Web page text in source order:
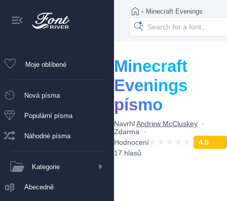
Moje oblíbené
Nová písma
Populární písma
Náhodné písma
Kategorie
Abecedně
› Minecraft Evenings
Minecraft
Evenings
písmo
NavrhlAndrew McCluskey
Zdarma
Hodnocení
4.5
17 hlasů